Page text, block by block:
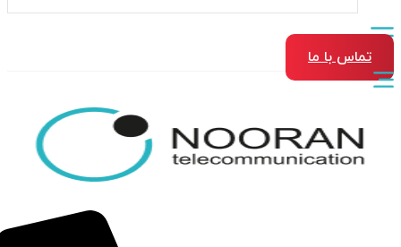
تماس با ما